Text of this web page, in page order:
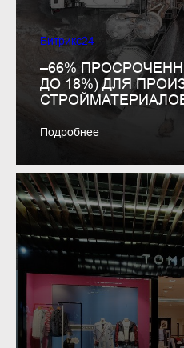
Битрикс24
–66%
ДО 18%) ДЛЯ
Подробнее